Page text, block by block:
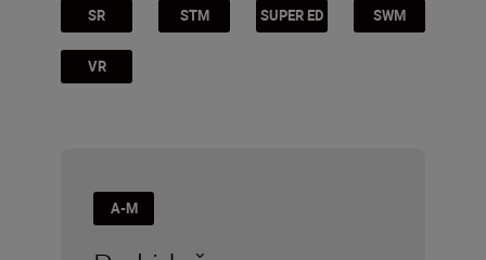
SR STM SUPER ED SWM
VR
A-M